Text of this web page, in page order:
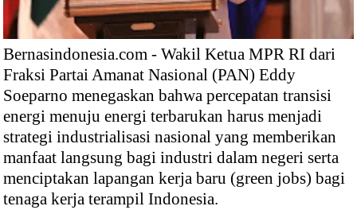
Bernasindonesia.com - Wakil Ketua MPR RI dari
Fraksi Partai Amanat Nasional (PAN) Eddy
Soeparno menegaskan bahwa percepatan transisi
energi menuju energi terbarukan harus menjadi
strategi industrialisasi nasional yang memberikan
manfaat langsung bagi industri dalam negeri serta
menciptakan lapangan kerja baru (green jobs) bagi
tenaga kerja terampil Indonesia.